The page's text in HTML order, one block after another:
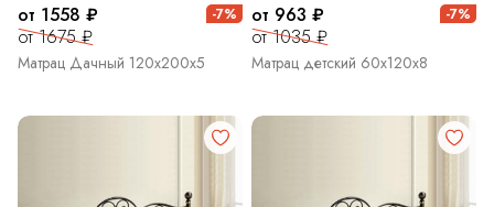
от 1558 ₽
от 1675 ₽
-7%
Матрац Дачный 120х200х5
от 963 ₽
от 1035 ₽
-7%
Матрац детский 60х120х8